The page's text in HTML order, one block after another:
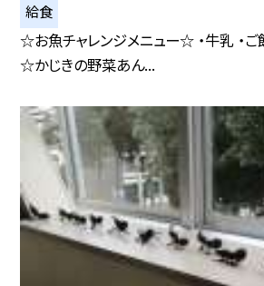
給食
☆お魚チャレンジメニュー☆ ・牛乳 ・ご
☆かじきの野菜あん...